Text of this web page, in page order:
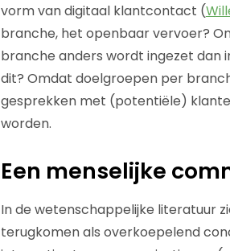
vorm van digitaal klantcontact (
branche, het openbaar vervoer?
branche anders wordt ingezet dan
dit? Omdat doelgroepen per
gesprekken met (potentiële)
worden.
Een menselijke
In de wetenschappelijke literatuur
terugkomen als overkoepelend